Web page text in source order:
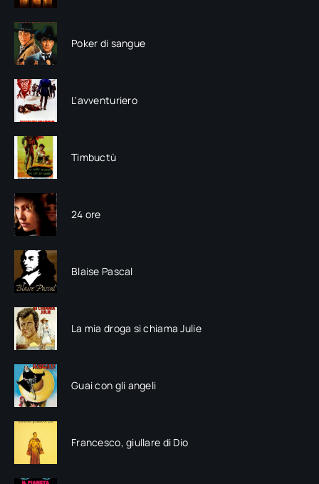
Poker di sangue
L'avventuriero
Timbuctù
24 ore
Blaise Pascal
La mia droga si chiama Julie
Guai con gli angeli
Francesco, giullare di Dio